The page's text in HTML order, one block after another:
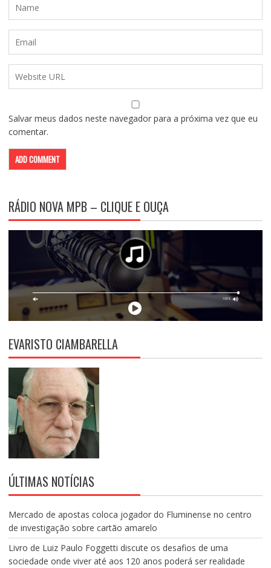
Salvar meus dados neste navegador para a próxima vez que eu
comentar.
RÁDIO NOVA MPB – CLIQUE E OUÇA
EVARISTO CIAMBARELLA
ÚLTIMAS NOTÍCIAS
Mercado de apostas coloca jogador do Fluminense no centro
de investigação sobre cartão amarelo
Livro de Luiz Paulo Foggetti discute os desafios de uma
sociedade onde viver até aos 120 anos poderá ser realidade